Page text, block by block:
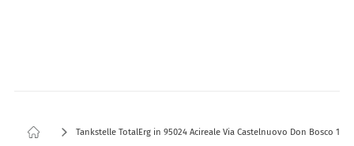
Tankstelle TotalErg in 95024 Acireale Via Castelnuovo Don Bosco 17